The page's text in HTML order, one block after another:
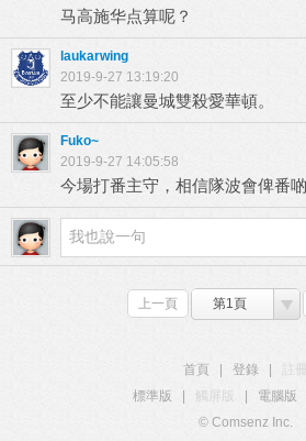
马高施华点算呢？
laukarwing
2019-9-27 13:19:20
至少不能讓曼城雙殺愛華頓。
Fuko~
2019-9-27 14:05:58
今場打番主守，相信隊波會俾番啲
上一頁 第1頁
首頁 登錄
標準版
觸屏版 電腦版
© Comsenz Inc.